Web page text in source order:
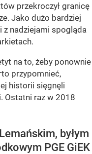
przekroczył granicę
Jako dużo bardziej
z nadziejami spogląda
na to, żeby ponownie
przypomnieć,
historii sięgnęli
Ostatni raz w 2018
byłym
PGE GiEK